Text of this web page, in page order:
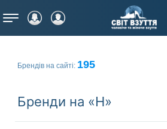
Меню
Брендів на сайті: 195
Бренди на «H»